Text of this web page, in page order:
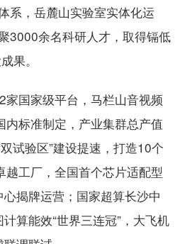
系，岳麓山实验室实体化运
3000余名科研人才，取得镉低
果。
国家级平台，马栏山音视频
标准制定，产业集群总产值
试验区”建设提速，打造10个
工厂，全国首个芯片适配型
揭牌运营；国家超算长沙中
算能效“世界三连冠”，大飞机